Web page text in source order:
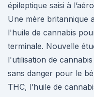
épileptique saisi à
Une mère britannique
l'huile de cannabis
terminale. Nouvelle
l'utilisation de
sans danger pour le
THC, l’huile de